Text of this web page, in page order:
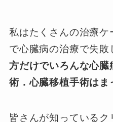
私はたくさんの治療ケ
で心臓病の治療で失
方だけでいろんな心
術．心臓移植手術はま
皆さんが知っている